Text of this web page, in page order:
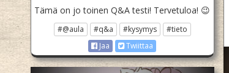
Tämä on jo toinen Q&A testi! Tervetuloa! 😉
#@aula #q&a #kysymys
#tieto
Jaa
Twiittaa